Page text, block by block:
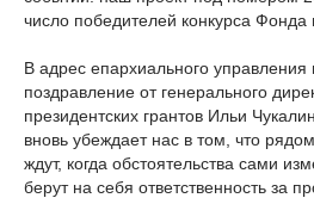
число победителей конкурса Фонда
В адрес епархиального
поздравление от генерального
президентских грантов Ильи
вновь убеждает нас в том, что
ждут, когда обстоятельства сами
берут на себя ответственность за